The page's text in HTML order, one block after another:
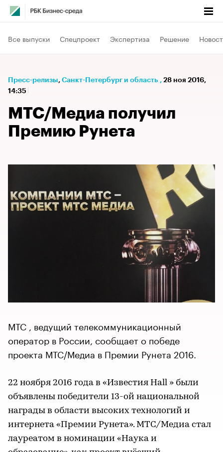
Все выпуски Спецпроект Экспертиза Решение
Пресс-релизы⁠, Санкт-Петербург и область , 28 ноя 2016,
14:35
МТС/Медиа получил
Премию Рунета
МТС , ведущий телекоммуникационный
оператор в России, сообщает о победе
проекта МТС/Медиа в Премии Рунета 2016.
22 ноября 2016 года в «Известия Hall » были
объявлены победители 13-ой национальной
награды в области высоких технологий и
интернета «Премии Рунета». МТС/Медиа стал
лауреатом в номинации «Наука и